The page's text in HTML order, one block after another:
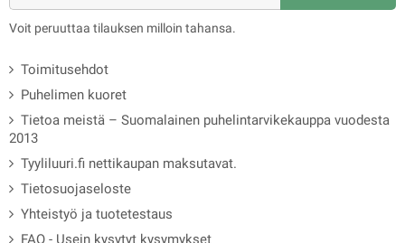
Voit peruuttaa tilauksen milloin tahansa.
Toimitusehdot
Puhelimen kuoret
Tietoa meistä – Suomalainen puhelintarvikekauppa vuodesta
2013
Tyyliluuri.fi nettikaupan maksutavat.
Tietosuojaseloste
Yhteistyö ja tuotetestaus
FAQ - Usein kysytyt kysymykset